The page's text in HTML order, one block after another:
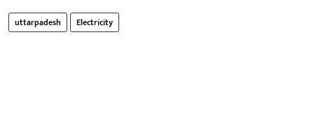
uttarpadesh Electricity